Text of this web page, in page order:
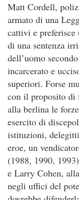
Matt Cordell,
armato di una
cattivi e preferisce
di una sentenza
dell’uomo
incarcerato e
superiori. Forse
con il proposito di
alla berlina le
esercito di
istituzioni,
eroe, un
(1988, 1990,
e Larry Cohen,
negli uffici del